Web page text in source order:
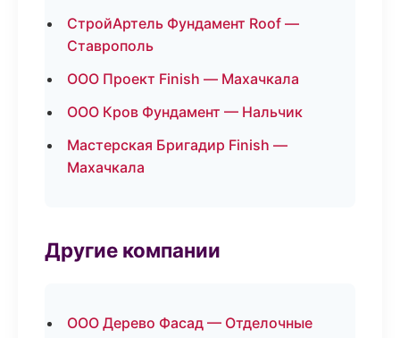
СтройАртель Фундамент Roof —
Ставрополь
ООО Проект Finish — Махачкала
ООО Кров Фундамент — Нальчик
Мастерская Бригадир Finish —
Махачкала
Другие компании
ООО Дерево Фасад — Отделочные